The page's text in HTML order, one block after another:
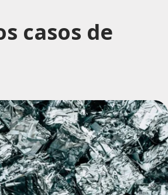
casos de